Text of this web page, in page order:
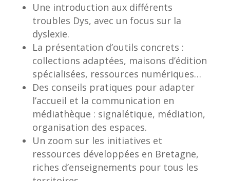
Une introduction aux différents
troubles Dys, avec un focus sur la
dyslexie.
La présentation d’outils concrets :
collections adaptées, maisons d’édition
spécialisées, ressources numériques…
Des conseils pratiques pour adapter
l’accueil et la communication en
médiathèque : signalétique, médiation,
organisation des espaces.
Un zoom sur les initiatives et
ressources développées en Bretagne,
riches d’enseignements pour tous les